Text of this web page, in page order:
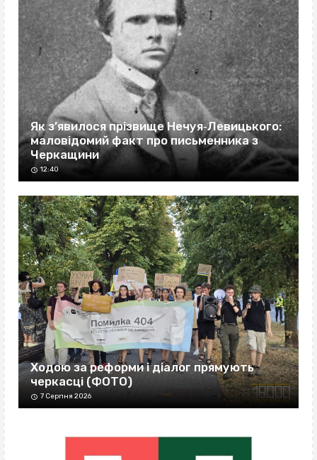
Як з’явилося прізвище Нечуя‐Левицького:
маловідомий факт про письменника з
Черкащини
12:40
Ходою за реформи і діалог прямують
черкасці (ФОТО)
7 Серпня 2026